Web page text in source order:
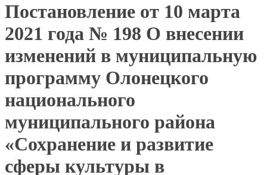
Постановление от 10 марта
2021 года № 198 О внесении
изменений в муниципальную
программу Олонецкого
национального
муниципального района
«Сохранение и развитие
сферы культуры в